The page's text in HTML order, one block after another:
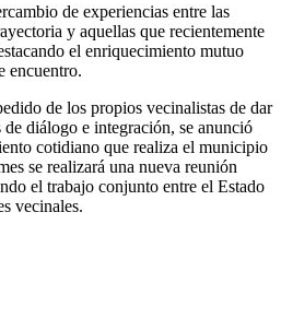
de experiencias entre las
y aquellas que recientemente
el enriquecimiento mutuo
encuentro.
de los propios vecinalistas de dar
de diálogo e integración, se anunció
cotidiano que realiza el municipio
se realizará una nueva reunión
el trabajo conjunto entre el Estado
vecinales.